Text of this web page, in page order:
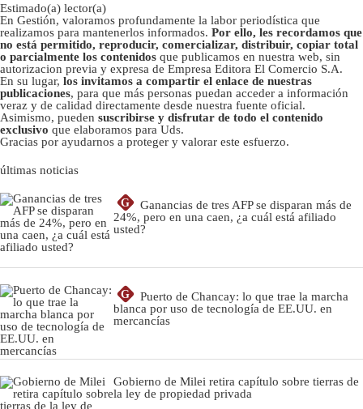
Estimado(a) lector(a)
En Gestión, valoramos profundamente la labor periodística que
realizamos para mantenerlos informados. Por ello, les recordamos que
no está permitido, reproducir, comercializar, distribuir, copiar total
o parcialmente los contenidos que publicamos en nuestra web, sin
autorizacion previa y expresa de Empresa Editora El Comercio S.A.
En su lugar, los invitamos a compartir el enlace de nuestras
publicaciones, para que más personas puedan acceder a información
veraz y de calidad directamente desde nuestra fuente oficial.
Asimismo, pueden suscribirse y disfrutar de todo el contenido
exclusivo que elaboramos para Uds.
Gracias por ayudarnos a proteger y valorar este esfuerzo.
últimas noticias
G
Ganancias de tres AFP se disparan más de
24%, pero en una caen, ¿a cuál está afiliado
usted?
G
Puerto de Chancay: lo que trae la marcha
blanca por uso de tecnología de EE.UU. en
mercancías
Gobierno de Milei retira capítulo sobre tierras de
la ley de propiedad privada